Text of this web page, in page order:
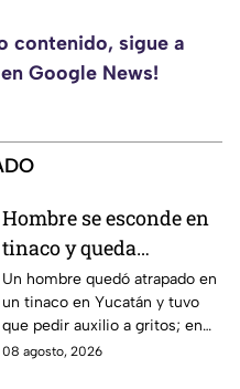
contenido, sigue a
Google News!
Hombre se esconde en
tinaco y queda
atrapado por más de
dos horas en Yucatán;
así lo encontraron
Un hombre quedó atrapado en
un tinaco en Yucatán y tuvo
que pedir auxilio a gritos; en
redes aseguran que intentaba
08 agosto, 2026